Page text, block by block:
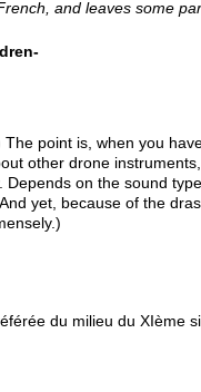
and leaves some
point is, when you
other drone
on the sound
yet, because of the
du milieu du XIème